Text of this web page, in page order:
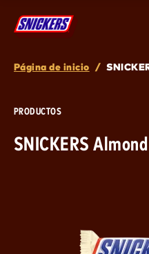
Breadcrumb
Página de inicio /
PRODUCTOS
SNICKERS